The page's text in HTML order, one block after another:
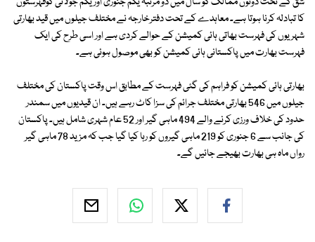
کا تبادلہ کرنا ہوتا ہے۔ معاہدے کے تحت دفترخارجہ نے مختلف جیلوں میں قید بھارتی
شہریوں کی فہرست بھاتی ہائی کمیشن کے حوالے کردی ہے اور اسی طرح کی ایک
فہرست بھارت میں پاکستانی ہائی کمیشن کو بھی موصول ہوئی ہے۔
بھارتی ہائی کمیشن کو فراہم کی گئی فہرست کے مطابق اس وقت پاکستان کی مختلف
جیلوں میں 546 بھارتی مختلف جرائم کی سزا کاٹ رہے ہیں۔ ان قیدیوں میں سمندر
حدود کی خلاف ورزی کرنے والے 494 ماہی گیر اور 52 عام شہری شامل ہیں۔ پاکستان
کی جانب سے 6 جنوری کو 219 ماہی گیروں کو رہا کیا گیا جب کہ مزید 78 ماہی گیر
رواں ماہ ہی بھارت بھیجے جائیں گے۔